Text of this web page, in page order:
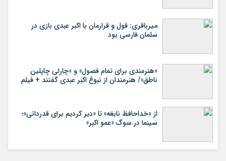
میرباقری: قول و قرارمان با اکبر عبدی بازی در
سلمان فارسی بود
«هنرمندی برای تمام فصول» و «چارلی چاپلین
ناطق»/ هنرمندان از نبوغ اکبر عبدی گفتند + فیلم
از «خداحافظ نابغه» تا «دیر کردیم برای قدردانی»؛
سینما در سوگ «عمو اکبر»